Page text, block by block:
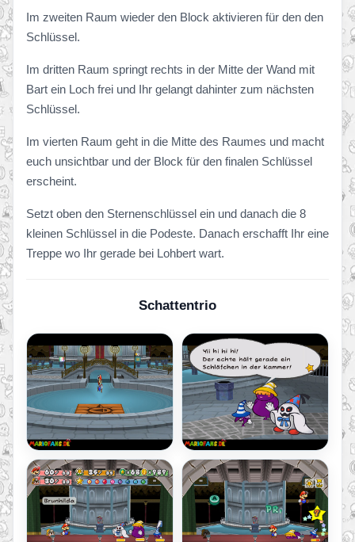
Im zweiten Raum wieder den Block aktivieren für den den
Schlüssel.
Im dritten Raum springt rechts in der Mitte der Wand mit
Bart ein Loch frei und Ihr gelangt dahinter zum nächsten
Schlüssel.
Im vierten Raum geht in die Mitte des Raumes und macht
euch unsichtbar und der Block für den finalen Schlüssel
erscheint.
Setzt oben den Sternenschlüssel ein und danach die 8
kleinen Schlüssel in die Podeste. Danach erschafft Ihr eine
Treppe wo Ihr gerade bei Lohbert wart.
Schattentrio